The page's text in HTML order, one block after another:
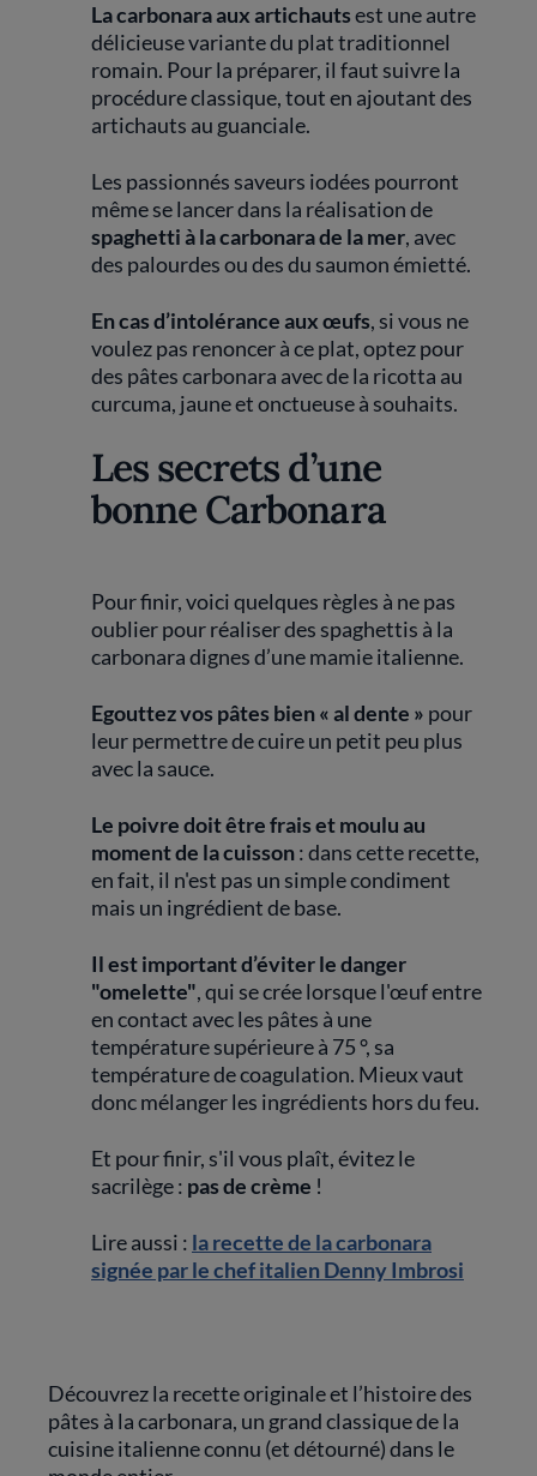
La carbonara aux artichautsest une autre
délicieuse variante du plat traditionnel
romain. Pour la préparer, il faut suivre la
procédure classique, tout en ajoutant des
artichauts au guanciale.
Les passionnés saveurs iodées pourront
même se lancer dans la réalisation de
spaghetti à la carbonara de la mer, avec
des palourdes ou des du saumon émietté.
En cas d’intolérance aux œufs, si vous ne
voulez pas renoncer à ce plat, optez pour
des pâtes carbonara avec de la ricotta au
curcuma, jaune et onctueuse à souhaits.
Les secrets d’une
bonne Carbonara
Pour finir, voici quelques règles à ne pas
oublier pour réaliser des spaghettis à la
carbonara dignes d’une mamie italienne.
Egouttez vos pâtes bien « al dente » pour
leur permettre de cuire un petit peu plus
avec la sauce.
Le poivre doit être frais et moulu au
moment de la cuisson: dans cette recette,
en fait, il n'est pas un simple condiment
mais un ingrédient de base.
Il est important d’éviter le danger
"omelette", qui se crée lorsque l'œuf entre
en contact avec les pâtes à une
température supérieure à 75 °, sa
température de coagulation. Mieux vaut
donc mélanger les ingrédients hors du feu.
Et pour finir, s'il vous plaît, évitez le
sacrilège : pas de crème !
Lire aussi : la recette de la carbonara
signée par le chef italien Denny Imbrosi
Découvrez la recette originale et l’histoire des
pâtes à la carbonara, un grand classique de la
cuisine italienne connu (et détourné) dans le